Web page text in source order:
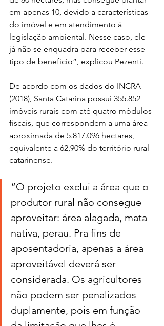
em apenas 10, devido a características
do imóvel e em atendimento à
legislação ambiental. Nesse caso, ele
já não se enquadra para receber esse
tipo de benefício”, explicou Pezenti.
De acordo com os dados do INCRA
(2018), Santa Catarina possui 355.852
imóveis rurais com até quatro módulos
fiscais, que correspondem a uma área
aproximada de 5.817.096 hectares,
equivalente a 62,90% do território rural
catarinense.
“O projeto exclui a área que o
produtor rural não consegue
aproveitar: área alagada, mata
nativa, perau. Pra fins de
aposentadoria, apenas a área
aproveitável deverá ser
considerada. Os agricultores
não podem ser penalizados
duplamente, pois em função